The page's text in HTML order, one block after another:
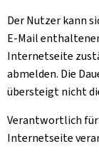
Der Nutzer kann
E-Mail
Internetseite
abmelden. Die
übersteigt nicht
Verantwortlich für
Internetseite